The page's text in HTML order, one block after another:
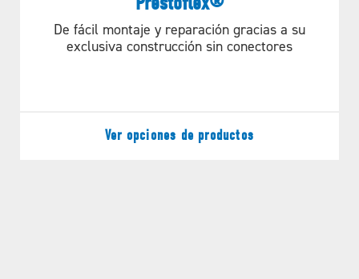
complementar los
De fácil montaje y reparación gracias a su
exclusiva construcción sin conectores
Ver opciones de productos